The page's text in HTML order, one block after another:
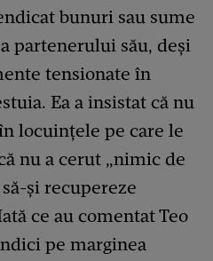
bunuri sau sume
partenerului său, deși
tensionate în
Ea a insistat că nu
locuințele pe care le
nu a cerut „nimic de
și recupereze
ce au comentat Teo
pe marginea